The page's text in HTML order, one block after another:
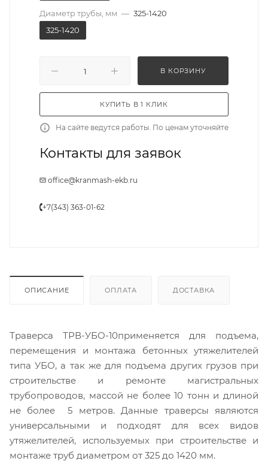
Диаметр трубы, мм — 325-1420
325-1420
В КОРЗИНУ
КУПИТЬ В 1 КЛИК
На сайте ведутся работы. По ценам уточняйте
Контакты для заявок
office@kranmash-ekb.ru
+7(343) 363-01-62
ОПИСАНИЕ ОПЛАТА ДОСТАВКА
Траверса ТРВ-УБО-10применяется для подъема,
перемещения и монтажа бетонных утяжелителей
типа УБО, а так же для подъема других грузов при
строительстве и ремонте магистральных
трубопроводов, массой не более 10 тонн и длиной
не более 5 метров. Данные траверсы являются
универсальными и подходят для всех видов
утяжелителей, используемых при строительстве и
монтаже труб диаметром от 325 до 1420 мм.